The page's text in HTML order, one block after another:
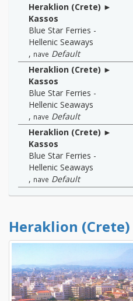
Heraklion (Crete) ►
Kassos
Blue Star Ferries -
Hellenic Seaways
, nave Default
Heraklion (Crete) ►
Kassos
Blue Star Ferries -
Hellenic Seaways
, nave Default
Heraklion (Crete) ►
Kassos
Blue Star Ferries -
Hellenic Seaways
, nave Default
Heraklion (Crete)